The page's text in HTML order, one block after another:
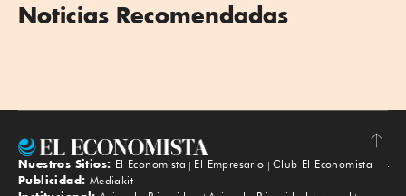
Noticias Recomendadas
Subir
Nuestros Sitios: El Economista El Empresario
Club El Economista
Publicidad: Mediakit